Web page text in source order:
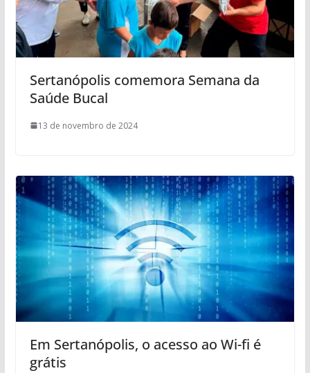
Sertanópolis comemora Semana da
Saúde Bucal
13 de novembro de 2024
Em Sertanópolis, o acesso ao Wi-fi é
grátis